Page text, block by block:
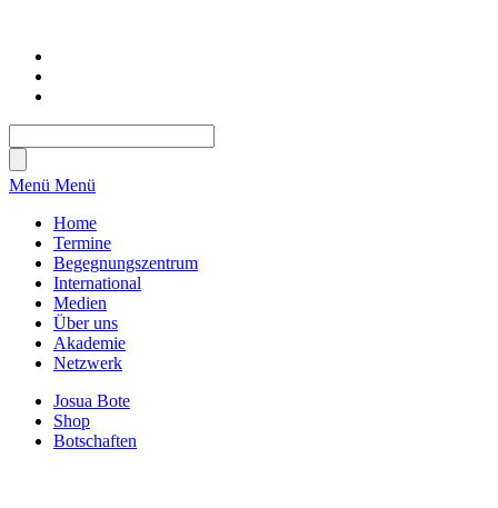
Menü Menü
Home
Termine
Begegnungszentrum
International
Medien
Über uns
Akademie
Netzwerk
Josua Bote
Shop
Botschaften